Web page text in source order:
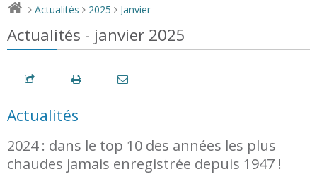
> Actualités > 2025 > Janvier
Actualités - janvier 2025
Actualités
2024 : dans le top 10 des années les plus
chaudes jamais enregistrée depuis 1947 !